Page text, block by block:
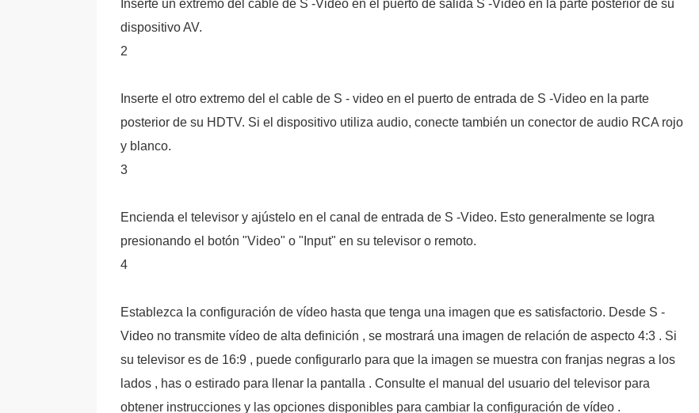
Inserte un extremo del cable de S -Video en el puerto de salida S -Video en la parte posterior de su
dispositivo AV.
2
Inserte el otro extremo del el cable de S - video en el puerto de entrada de S -Video en la parte
posterior de su HDTV. Si el dispositivo utiliza audio, conecte también un conector de audio RCA rojo
y blanco.
3
Encienda el televisor y ajústelo en el canal de entrada de S -Video. Esto generalmente se logra
presionando el botón "Video" o "Input" en su televisor o remoto.
4
Establezca la configuración de vídeo hasta que tenga una imagen que es satisfactorio. Desde S -
Video no transmite vídeo de alta definición , se mostrará una imagen de relación de aspecto 4:3 . Si
su televisor es de 16:9 , puede configurarlo para que la imagen se muestra con franjas negras a los
lados , has o estirado para llenar la pantalla . Consulte el manual del usuario del televisor para
obtener instrucciones y las opciones disponibles para cambiar la configuración de vídeo .